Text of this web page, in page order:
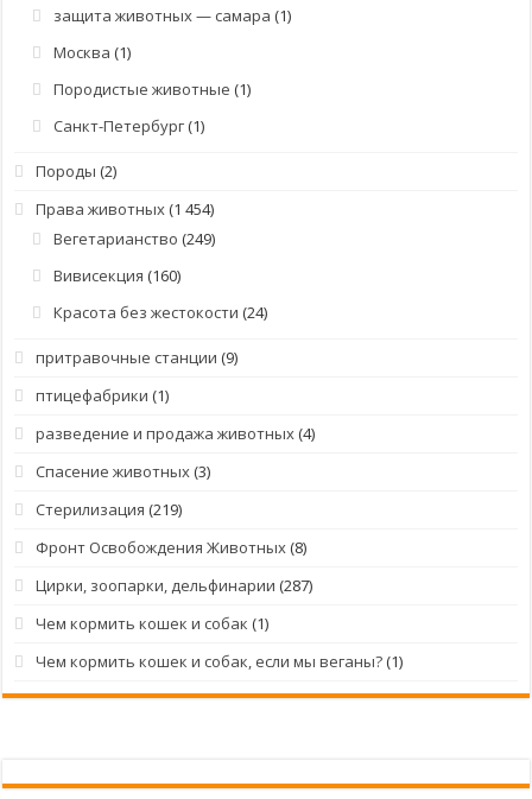
защита животных — самара (1)
Москва (1)
Породистые животные (1)
Санкт-Петербург(1)
Породы (2)
Права животных(1 454)
Вегетарианство (249)
Вивисекция (160)
Красота без жестокости (24)
притравочные станции (9)
птицефабрики (1)
разведение и продажа животных(4)
Спасение животных(3)
Стерилизация (219)
Фронт Освобождения Животных(8)
Цирки, зоопарки, дельфинарии (287)
Чем кормить кошек и собак (1)
Чем кормить кошек и собак, если мы веганы?(1)